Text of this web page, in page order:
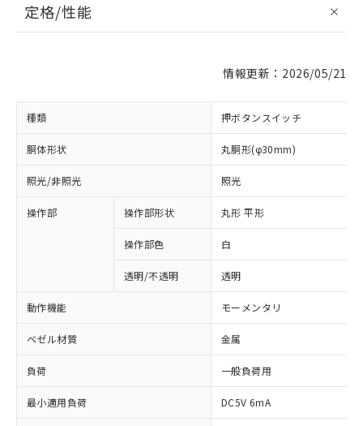
定格/性能
情報更新：2026/05/21
種類 押ボタンスイッチ
胴体形状 丸胴形(φ30mm)
照光/非照光 照光
操作部 操作部形状 丸形 平形
操作部色 白
透明/不透明 透明
動作機能 モーメンタリ
ベゼル材質 金属
負荷 一般負荷用
最小適用負荷 DC5V 6mA